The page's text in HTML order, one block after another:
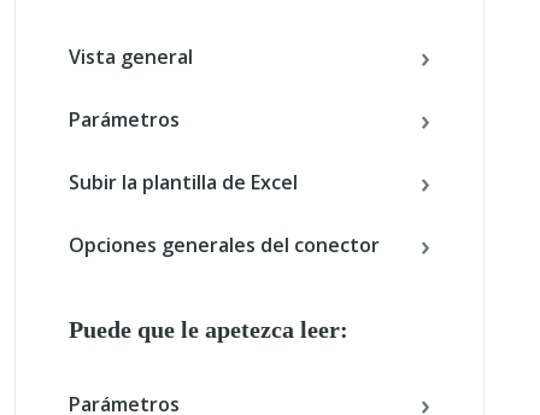
Vista general
Parámetros
Subir la plantilla de Excel
Opciones generales del conector
Puede que le apetezca leer:
Parámetros